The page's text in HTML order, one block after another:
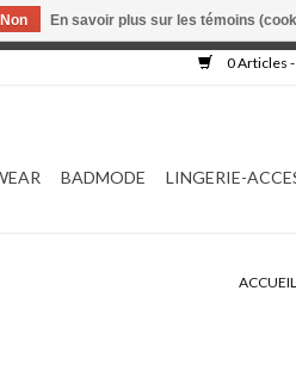
0 Articles
BADMODE LINGERIE-
ACCUEIL
Non En savoir plus sur les témoins
sera ni traitée, ni complétée.